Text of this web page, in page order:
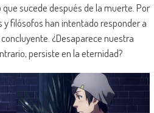
sucede después de la muerte. Por
y filósofos han intentado responder a
¿Desaparece nuestra
persiste en la eternidad?